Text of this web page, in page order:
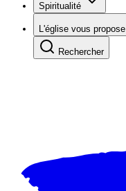
Spiritualité
L'église vous propose
Rechercher